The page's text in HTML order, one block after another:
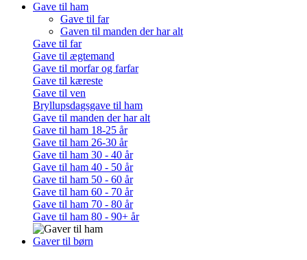
Gave til ham
Gave til far
Gaven til manden der har alt
Gave til far
Gave til ægtemand
Gave til morfar og farfar
Gave til kæreste
Gave til ven
Bryllupsdagsgave til ham
Gave til manden der har alt
Gave til ham 18-25 år
Gave til ham 26-30 år
Gave til ham 30 - 40 år
Gave til ham 40 - 50 år
Gave til ham 50 - 60 år
Gave til ham 60 - 70 år
Gave til ham 70 - 80 år
Gave til ham 80 - 90+ år
Gaver til børn